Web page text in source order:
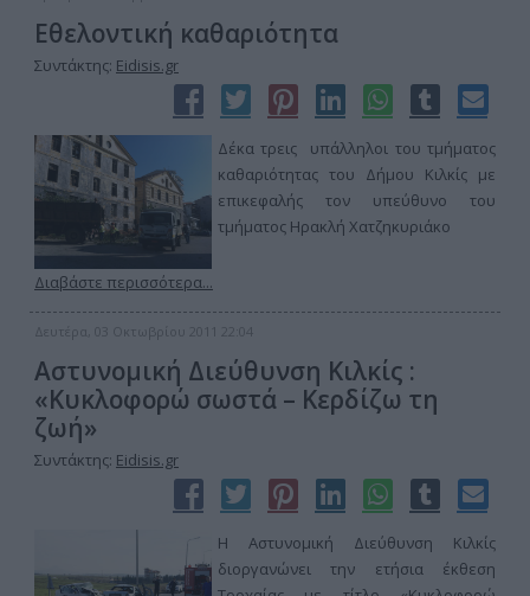
Εθελοντική καθαριότητα
Συντάκτης: Eidisis.gr
Δέκα τρεις υπάλληλοι του τμήματος
καθαριότητας του Δήμου Κιλκίς με
επικεφαλής τον υπεύθυνο του
τμήματος Ηρακλή Χατζηκυριάκο
Διαβάστε περισσότερα...
Δευτέρα, 03 Οκτωβρίου 2011 22:04
Αστυνομική Διεύθυνση Κιλκίς :
«Κυκλοφορώ σωστά – Κερδίζω τη
ζωή»
Συντάκτης: Eidisis.gr
Η Αστυνομική Διεύθυνση Κιλκίς
διοργανώνει την ετήσια έκθεση